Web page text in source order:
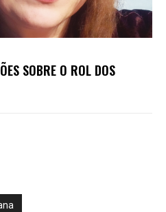
SOBRE O ROL DOS